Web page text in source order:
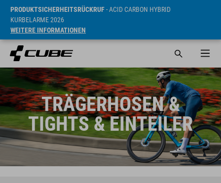
PRODUKTSICHERHEITSRÜCKRUF- ACID CARBON HYBRID
KURBELARME 2026
WEITERE INFORMATIONEN
TRÄGERHOSEN &
TIGHTS & EINTEILER